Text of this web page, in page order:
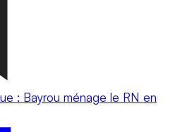
: Bayrou ménage le RN en